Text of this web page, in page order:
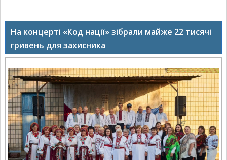
На концерті «Код нації» зібрали майже 22 тисячі
гривень для захисника